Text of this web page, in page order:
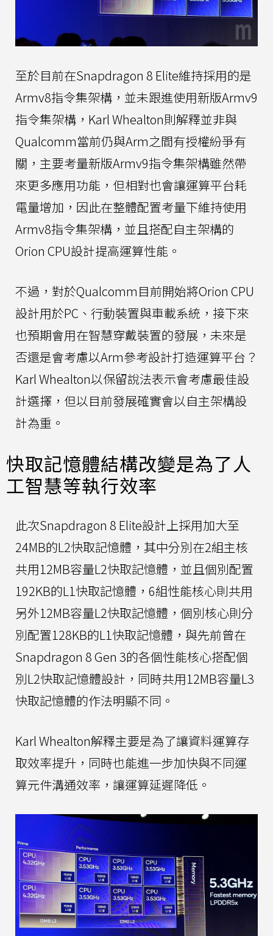
至於目前在Snapdragon 8 Elite維持採用的是
Armv8指令集架構，並未跟進使用新版Armv9
指令集架構，Karl Whealton則解釋並非與
Qualcomm當前仍與Arm之間有授權紛爭有
關，主要考量新版Armv9指令集架構雖然帶
來更多應用功能，但相對也會讓運算平台耗
電量增加，因此在整體配置考量下維持使用
Armv8指令集架構，並且搭配自主架構的
Orion CPU設計提高運算性能。
不過，對於Qualcomm目前開始將Orion CPU
設計用於PC、行動裝置與車載系統，接下來
也預期會用在智慧穿戴裝置的發展，未來是
否還是會考慮以Arm參考設計打造運算平台？
Karl Whealton以保留說法表示會考慮最佳設
計選擇，但以目前發展確實會以自主架構設
計為重。
快取記憶體結構改變是為了人
工智慧等執行效率
此次Snapdragon 8 Elite設計上採用加大至
24MB的L2快取記憶體，其中分別在2組主核
共用12MB容量L2快取記憶體，並且個別配置
192KB的L1快取記憶體，6組性能核心則共用
另外12MB容量L2快取記憶體，個別核心則分
別配置128KB的L1快取記憶體，與先前曾在
Snapdragon 8 Gen 3的各個性能核心搭配個
別L2快取記憶體設計，同時共用12MB容量L3
快取記憶體的作法明顯不同。
Karl Whealton解釋主要是為了讓資料運算存
取效率提升，同時也能進一步加快與不同運
算元件溝通效率，讓運算延遲降低。